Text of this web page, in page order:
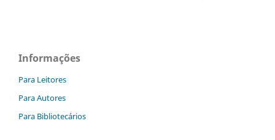
Informações
Para Leitores
Para Autores
Para Bibliotecários